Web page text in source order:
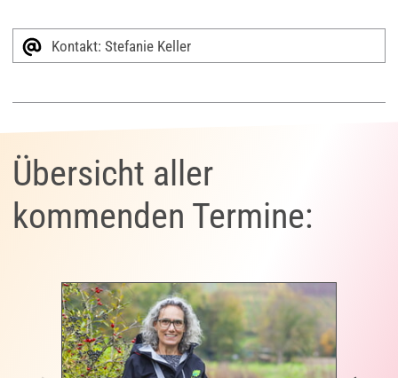
Kontakt: Stefanie Keller
Übersicht aller
kommenden Termine: